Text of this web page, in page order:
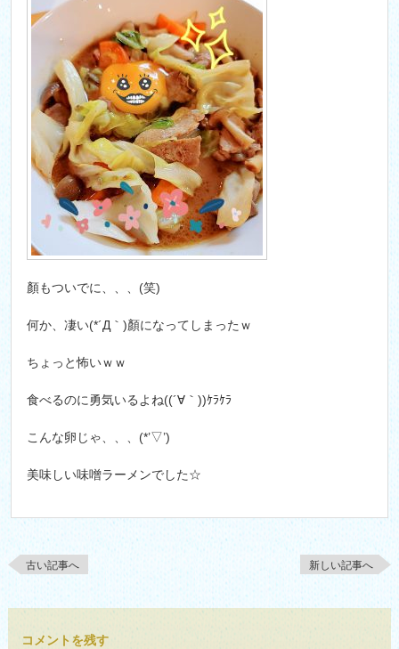
顏もついでに、、、(笑)
何か、凄い(*´Д｀)顏になってしまったｗ
ちょっと怖いｗｗ
食べるのに勇気いるよね((´∀｀))ｹﾗｹﾗ
こんな卵じゃ、、、(*’▽’)
美味しい味噌ラーメンでした☆
古い記事へ 新しい記事へ
コメントを残す